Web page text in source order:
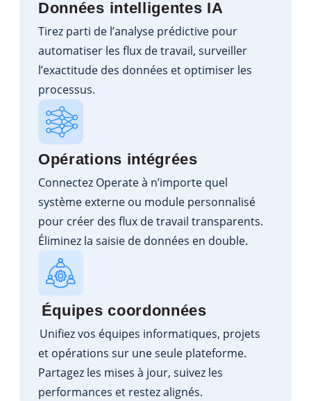
Données intelligentes IA
Tirez parti de l’analyse prédictive pour
automatiser les flux de travail, surveiller
l’exactitude des données et optimiser les
processus.
Opérations intégrées
Connectez Operate à n’importe quel
système externe ou module personnalisé
pour créer des flux de travail transparents.
Éliminez la saisie de données en double.
Équipes coordonnées
Unifiez vos équipes informatiques, projets
et opérations sur une seule plateforme.
Partagez les mises à jour, suivez les
performances et restez alignés.